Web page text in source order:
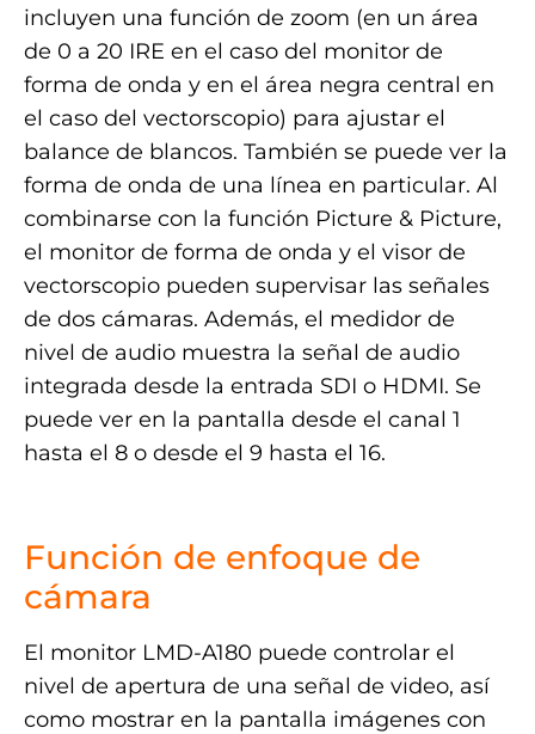
incluyen una función de zoom (en un área
de 0 a 20 IRE en el caso del monitor de
forma de onda y en el área negra central en
el caso del vectorscopio) para ajustar el
balance de blancos. También se puede ver la
forma de onda de una línea en particular. Al
combinarse con la función Picture & Picture,
el monitor de forma de onda y el visor de
vectorscopio pueden supervisar las señales
de dos cámaras. Además, el medidor de
nivel de audio muestra la señal de audio
integrada desde la entrada SDI o HDMI. Se
puede ver en la pantalla desde el canal 1
hasta el 8 o desde el 9 hasta el 16.
Función de enfoque de
cámara
El monitor LMD-A180 puede controlar el
nivel de apertura de una señal de video, así
como mostrar en la pantalla imágenes con